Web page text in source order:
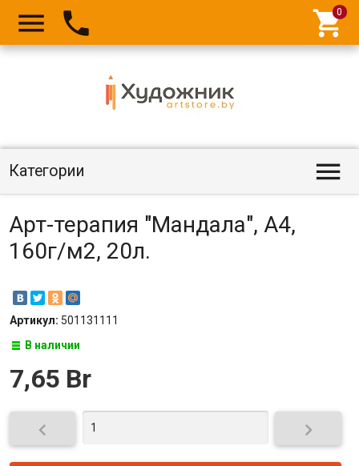
  
Категории 
Арт-терапия "Мандала", А4,
160г/м2, 20л.
Артикул: 501131111
В наличии
7,65 Br
 